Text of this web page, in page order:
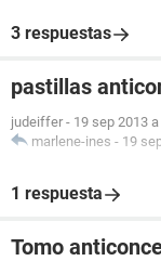
3 respuestas
pastillas
judeiffer - 19 sep 2013
marlene-ines - 19
1 respuesta
Tomo